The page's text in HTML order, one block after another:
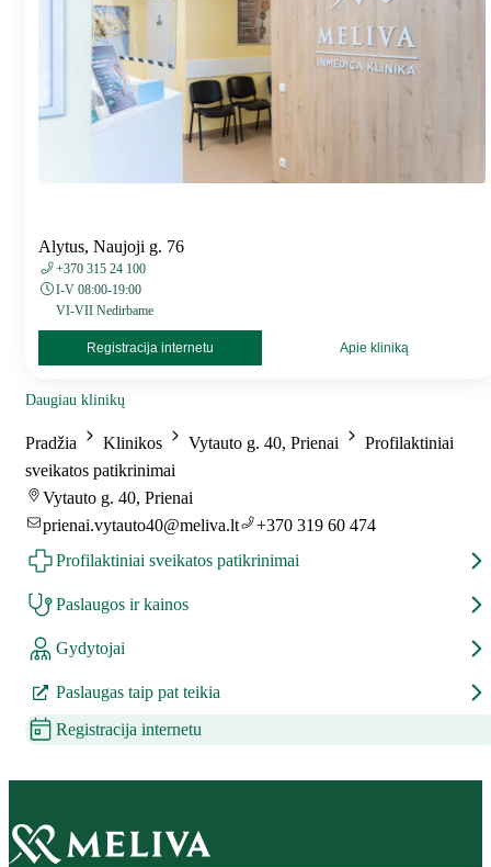
Alytus, Naujoji g. 76
+370 315 24 100
I-V 08:00-19:00
VI-VII Nedirbame
Registracija internetu Apie kliniką
Daugiau klinikų
Pradžia Klinikos Vytauto g. 40, Prienai
Profilaktiniai
sveikatos patikrinimai
Vytauto g. 40, Prienai
prienai.vytauto40@meliva.lt
+370 319 60 474
Profilaktiniai sveikatos patikrinimai
Paslaugos ir kainos
Gydytojai
Paslaugas taip pat teikia
Registracija internetu